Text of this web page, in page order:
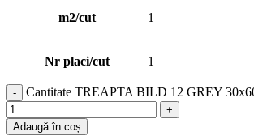
m2/cut 1
Nr placi/cut 1
Cantitate TREAPTA BILD 12 GREY
Adaugă în coș